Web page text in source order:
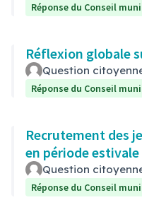
Réponse du Conseil
Réflexion globale
Question
Réponse du Conseil
Recrutement des
en période estivale
Question
Réponse du Conseil